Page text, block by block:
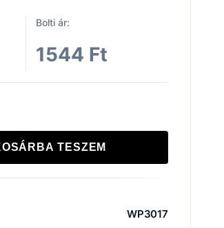
Bolti ár:
1544 Ft
TESZEM
WP3017